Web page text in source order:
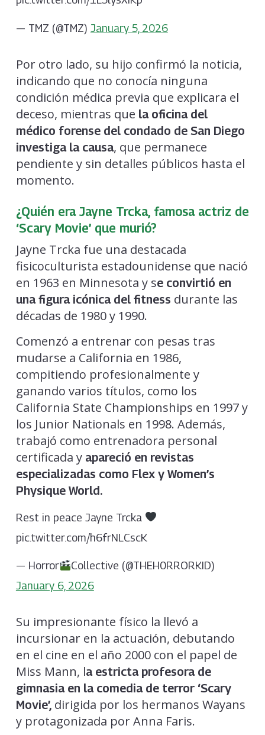
— TMZ (@TMZ) January 5, 2026
Por otro lado, su hijo confirmó la noticia,
indicando que no conocía ninguna
condición médica previa que explicara el
deceso, mientras que la oficina del
médico forense del condado de San Diego
investiga la causa, que permanece
pendiente y sin detalles públicos hasta el
momento.
¿Quién era Jayne Trcka, famosa actriz de
‘Scary Movie’ que murió?
Jayne Trcka fue una destacada
fisicoculturista estadounidense que nació
en 1963 en Minnesota y se convirtió en
una figura icónica del fitness durante las
décadas de 1980 y 1990.
Comenzó a entrenar con pesas tras
mudarse a California en 1986,
compitiendo profesionalmente y
ganando varios títulos, como los
California State Championships en 1997 y
los Junior Nationals en 1998. Además,
trabajó como entrenadora personal
certificada y apareció en revistas
especializadas como Flex y Women’s
Physique World.
Rest in peace Jayne Trcka
pic.twitter.com/h6frNLCscK
— Horror
Collective (@THEH0RRORKID)
January 6, 2026
Su impresionante físico la llevó a
incursionar en la actuación, debutando
en el cine en el año 2000 con el papel de
Miss Mann, la estricta profesora de
gimnasia en la comedia de terror ‘Scary
Movie’,dirigida por los hermanos Wayans
y protagonizada por Anna Faris.